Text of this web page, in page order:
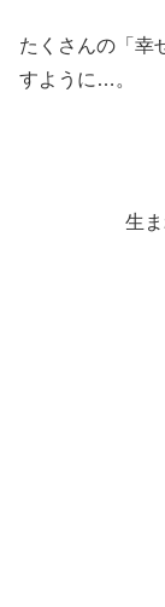
たくさんの「幸
すように…。
生